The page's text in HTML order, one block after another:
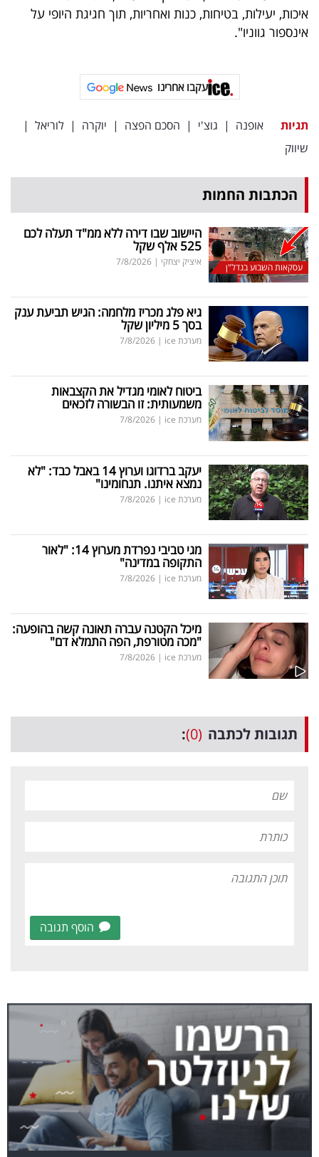
איכות, יעילות, בטיחות, כנות ואחריות, תוך חגיגת היופי על
אינספור גווניו".
עקבו אחרינו
תגיות אופנה | גוצ'י | הסכם הפצה | יוקרה | לוריאל |
שיווק
הכתבות החמות
עסקאות השבוע בנדל"ן
היישוב שבו דירה ללא ממ"ד תעלה לכם
525 אלף שקל
איציק יצחקי |
7/8/2026
גיא פלג מכריז מלחמה: הגיש תביעת ענק
בסך 5 מיליון שקל
מערכת ice |
7/8/2026
ביטוח לאומי מגדיל את הקצבאות
משמעותית: זו הבשורה לזכאים
מערכת ice |
7/8/2026
יעקב ברדוגו וערוץ 14 באבל כבד: "לא
נמצא איתנו. תנחומינו"
מערכת ice |
7/8/2026
מגי טביבי נפרדת מערוץ 14: "לאור
התקופה במדינה"
מערכת ice |
7/8/2026
מיכל הקטנה עברה תאונה קשה בהופעה:
"מכה מטורפת, הפה התמלא דם"
מערכת ice |
7/8/2026
תגובות לכתבה (0)
:
הוסף תגובה